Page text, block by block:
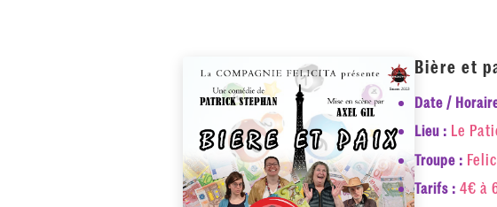
Bière et
Date /
Lieu : Le
Troupe :
Tarifs : 4€ à